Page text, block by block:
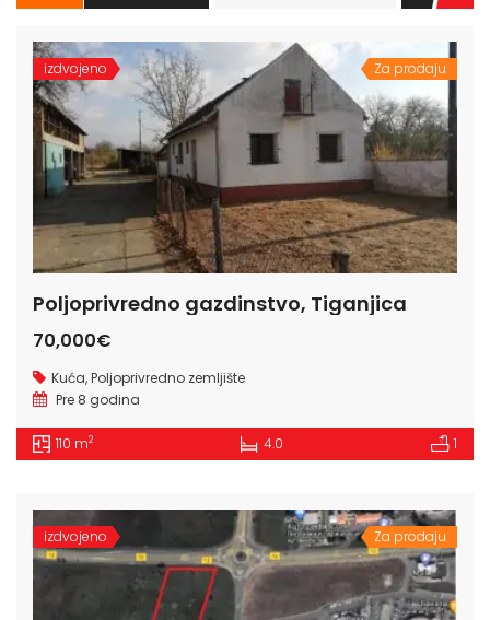
izdvojeno Za prodaju
Poljoprivredno gazdinstvo, Tiganjica
70,000€
Kuća,Poljoprivredno zemljište
Pre 8 godina
110 m2 4.0 1
izdvojeno Za prodaju